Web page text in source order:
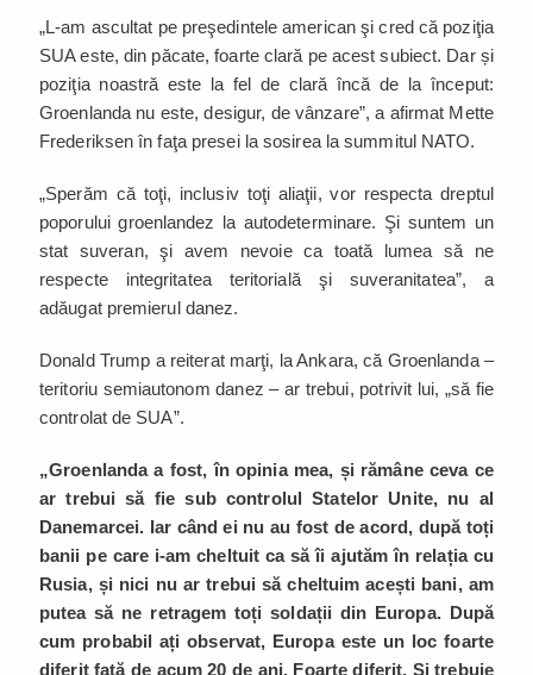
„L-am ascultat pe preşedintele american şi cred că poziţia
SUA este, din păcate, foarte clară pe acest subiect. Dar și
poziţia noastră este la fel de clară încă de la început:
Groenlanda nu este, desigur, de vânzare”, a afirmat Mette
Frederiksen în faţa presei la sosirea la summitul NATO.
„Sperăm că toţi, inclusiv toţi aliaţii, vor respecta dreptul
poporului groenlandez la autodeterminare. Şi suntem un
stat suveran, şi avem nevoie ca toată lumea să ne
respecte integritatea teritorială şi suveranitatea”, a
adăugat premierul danez.
Donald Trump a reiterat marţi, la Ankara, că Groenlanda –
teritoriu semiautonom danez – ar trebui, potrivit lui, „să fie
controlat de SUA”.
„Groenlanda a fost, în opinia mea, și rămâne ceva ce
ar trebui să fie sub controlul Statelor Unite, nu al
Danemarcei. Iar când ei nu au fost de acord, după toți
banii pe care i-am cheltuit ca să îi ajutăm în relația cu
Rusia, și nici nu ar trebui să cheltuim acești bani, am
putea să ne retragem toți soldații din Europa. După
cum probabil ați observat, Europa este un loc foarte
diferit față de acum 20 de ani. Foarte diferit. Şi trebuie